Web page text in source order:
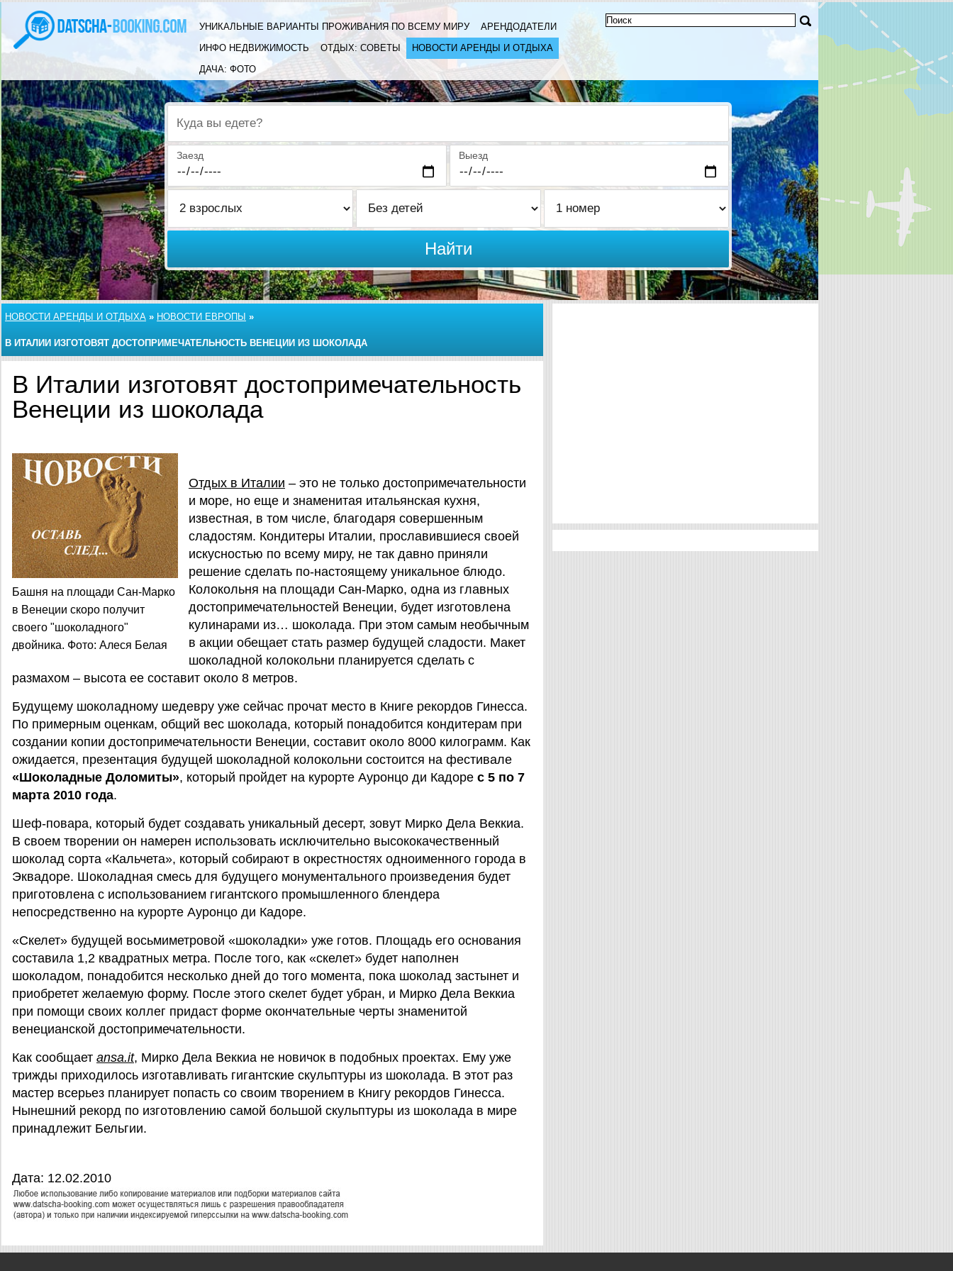
УНИКАЛЬНЫЕ ВАРИАНТЫ ПРОЖИВАНИЯ ПО ВСЕМУ МИРУ
АРЕНДОДАТЕЛИ
ИНФО НЕДВИЖИМОСТЬ
ОТДЫХ: СОВЕТЫ
НОВОСТИ АРЕНДЫ И ОТДЫХА
ДАЧА: ФОТО
Куда вы едете?
Заезд Выезд
Найти
НОВОСТИ АРЕНДЫ И ОТДЫХА » НОВОСТИ ЕВРОПЫ »
В ИТАЛИИ ИЗГОТОВЯТ ДОСТОПРИМЕЧАТЕЛЬНОСТЬ ВЕНЕЦИИ ИЗ ШОКОЛАДА
В Италии изготовят достопримечательность
Венеции из шоколада
Башня на площади Сан-Марко
в Венеции скоро получит
своего "шоколадного"
двойника. Фото: Алеся Белая
Отдых в Италии – это не только достопримечательности
и море, но еще и знаменитая итальянская кухня,
известная, в том числе, благодаря совершенным
сладостям. Кондитеры Италии, прославившиеся своей
искусностью по всему миру, не так давно приняли
решение сделать по-настоящему уникальное блюдо.
Колокольня на площади Сан-Марко, одна из главных
достопримечательностей Венеции, будет изготовлена
кулинарами из… шоколада. При этом самым необычным
в акции обещает стать размер будущей сладости. Макет
шоколадной колокольни планируется сделать с
размахом – высота ее составит около 8 метров.
Будущему шоколадному шедевру уже сейчас прочат место в Книге рекордов Гинесса.
По примерным оценкам, общий вес шоколада, который понадобится кондитерам при
создании копии достопримечательности Венеции, составит около 8000 килограмм. Как
ожидается, презентация будущей шоколадной колокольни состоится на фестивале
«Шоколадные Доломиты», который пройдет на курорте Ауронцо ди Кадоре с 5 по 7
марта 2010 года.
Шеф-повара, который будет создавать уникальный десерт, зовут Мирко Дела Веккиа.
В своем творении он намерен использовать исключительно высококачественный
шоколад сорта «Кальчета», который собирают в окрестностях одноименного города в
Эквадоре. Шоколадная смесь для будущего монументального произведения будет
приготовлена с использованием гигантского промышленного блендера
непосредственно на курорте Ауронцо ди Кадоре.
«Скелет» будущей восьмиметровой «шоколадки» уже готов. Площадь его основания
составила 1,2 квадратных метра. После того, как «скелет» будет наполнен
шоколадом, понадобится несколько дней до того момента, пока шоколад застынет и
приобретет желаемую форму. После этого скелет будет убран, и Мирко Дела Веккиа
при помощи своих коллег придаст форме окончательные черты знаменитой
венецианской достопримечательности.
Как сообщает ansa.it, Мирко Дела Веккиа не новичок в подобных проектах. Ему уже
трижды приходилось изготавливать гигантские скульптуры из шоколада. В этот раз
мастер всерьез планирует попасть со своим творением в Книгу рекордов Гинесса.
Нынешний рекорд по изготовлению самой большой скульптуры из шоколада в мире
принадлежит Бельгии.
Дата: 12.02.2010